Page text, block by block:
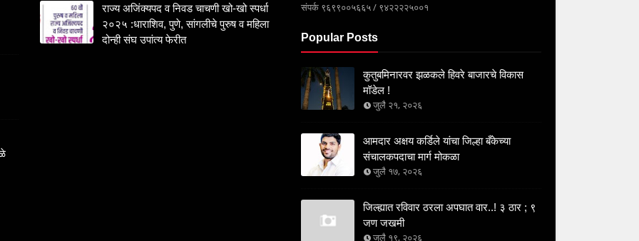
राज्य अजिंक्यपद व निवड चाचणी खो-खो स्पर्धा
२०२५ :धाराशिव, पुणे, सांगलीचे पुरुष व महिला
दोन्ही संघ उपांत्य फेरीत
संपर्क ९६९९००५६६५ / ९४२२२२५००१
Popular Posts
कुतुबमिनारवर झळकले हिवरे बाजारचे विकास
मॉडेल !
जुलै २१, २०२६
आमदार अक्षय कर्डिले यांचा जिल्हा बँकेच्या
संचालकपदाचा मार्ग मोकळा
जुलै १७, २०२६
जिल्ह्यात रविवार ठरला अपघात वार..! ३ ठार ; ९
जण जखमी
जुलै १९, २०२६